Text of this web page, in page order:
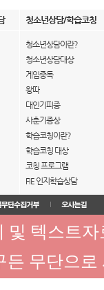
청소년상담/학습코칭
청소년상담이란?
청소년상담대상
게임중독
왕따
대인기피증
사춘기증상
학습코칭이란?
학습코칭 대상
코칭 프로그램
FIE 인지학습상담
및 텍스트
무단으